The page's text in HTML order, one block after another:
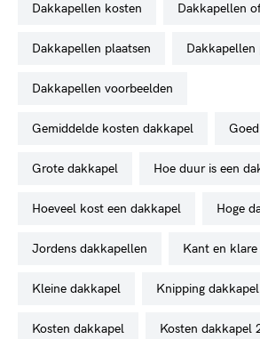
dakkapellen kosten dakkapellen
dakkapellen plaatsen
dakkapellen voorbeelden
gemiddelde kosten dakkapel
grote dakkapel hoe duur is een
hoeveel kost een dakkapel hoge
jordens dakkapellen kant en
kleine dakkapel knipping dakkapel
kosten dakkapel kosten dakkapel